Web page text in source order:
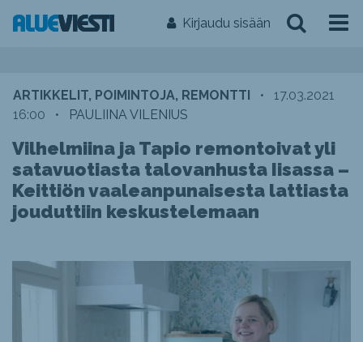
Kirjaudu sisään
ARTIKKELIT, POIMINTOJA, REMONTTI •
17.03.2021
16:00
• PAULIINA VILENIUS
Vilhelmiina ja Tapio remontoivat yli
satavuotiasta talovanhusta Iisassa –
Keittiön vaaleanpunaisesta lattiasta
jouduttiin keskustelemaan